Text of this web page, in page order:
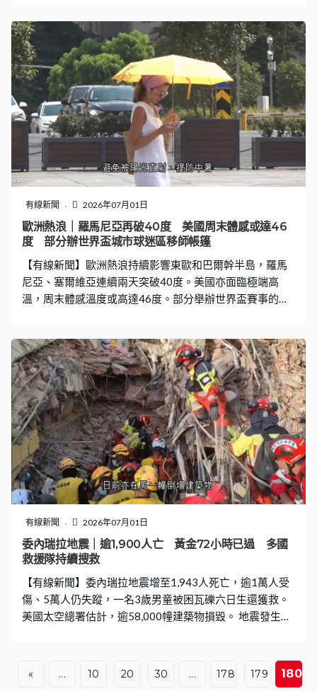
入稟的跨性別者強調只是想擁有和其他女性一樣的機會。
有線新聞 2026年07月01日
歐洲熱浪｜羅馬尼亞再破40度 美國周末體感或達46
度 部分辦世界盃城市球迷區移師帳篷
【有線新聞】歐洲熱浪持續影響東歐和巴爾幹半島，羅馬
尼亞、塞爾維亞連續兩天突破40度。美國亦面臨極端高
溫，周末體感溫度或高達46度。部分舉辦世界盃賽事的城
通工具，不少乘客都帶備手扇，在沒有冷氣的悶熱環境，
有人選擇到公園的樹蔭下乘涼。 歐洲熱浪亦困擾巴爾幹半
島，塞爾維亞氣溫升至近40度。在首都貝爾格萊德，噴水
池成為消暑良伴，不過有居民稱相比寒風刺骨的冬天，更
加享受炎熱天氣。政府則提醒民眾要多喝水，避免被陽光
直射、提防中暑。 相隔一個大西洋的美國，逾1.2億人在極
端高溫預警下生活。正舉辦世界盃的城市，包括波士頓、
費城等，因應酷熱天氣調整球迷區開放時間，並移師至帳
篷內舉行。氣象部門指熱浪逐漸向東移動，持續影響至獨
立日假期，周末氣溫最高近41度，體感溫度更高至46度。
鄰國加拿大的艾伯塔省，暴雨引發洪水氾濫，有瀑布旁的
郊遊徑被淹浸，要暫時關閉。預測薩斯喀徹溫省和馬尼托
巴省，未來數天有暴雨，部分地區湖泊和水庫水位或上升
有線新聞 2026年07月01日
委內瑞拉地震｜逾1,900人亡 黃金72小時已過 多國
救援隊持續搜救
【有線新聞】委內瑞拉地震增至1,943人死亡，逾1萬人受
傷、5萬人仍失蹤，一名3歲男童被困瓦礫六日生還獲救。
美國太空總署估計，逾58,000幢建築物損毀。 地震發生接
傳出好消息。約旦救援人員在一幢倒塌建築物，救出一名
被困六天的3歲男童，他出現脫水但情況穩定，在現場接受
« ... 10 20 30 ... 178 179 180